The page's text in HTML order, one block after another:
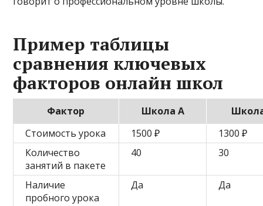
Пример таблицы
сравнения ключевых
факторов онлайн школ
Фактор Школа А
Стоимость урока
1500 ₽
1300 ₽
Количество
занятий в пакете
40 30
Наличие
пробного урока
Да Да